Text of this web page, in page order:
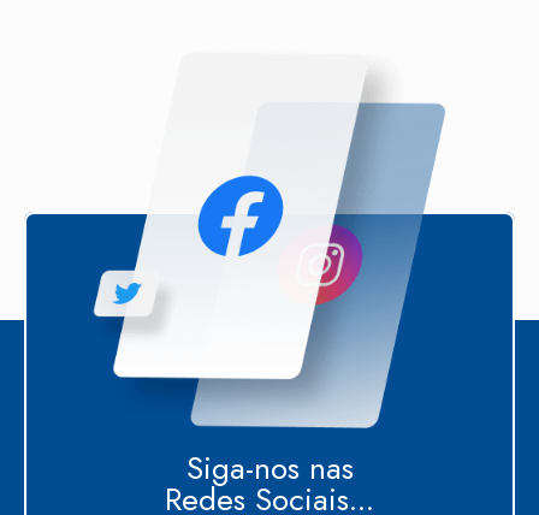
Siga-nos nas
Redes Sociais...